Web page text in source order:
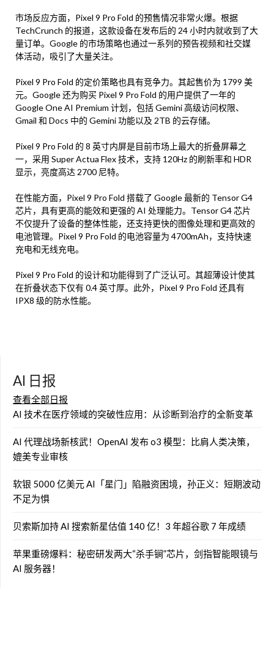
市场反应方面，Pixel 9 Pro Fold 的预售情况非常火爆。根据
TechCrunch 的报道，这款设备在发布后的 24 小时内就收到了大
量订单。Google 的市场策略也通过一系列的预告视频和社交媒
体活动，吸引了大量关注。
Pixel 9 Pro Fold 的定价策略也具有竞争力。其起售价为 1799 美
元。Google 还为购买 Pixel 9 Pro Fold 的用户提供了一年的
Google One AI Premium 计划，包括 Gemini 高级访问权限、
Gmail 和 Docs 中的 Gemini 功能以及 2TB 的云存储。
Pixel 9 Pro Fold 的 8 英寸内屏是目前市场上最大的折叠屏幕之
一，采用 Super Actua Flex 技术，支持 120Hz 的刷新率和 HDR
显示，亮度高达 2700 尼特。
在性能方面，Pixel 9 Pro Fold 搭载了 Google 最新的 Tensor G4
芯片，具有更高的能效和更强的 AI 处理能力。Tensor G4 芯片
不仅提升了设备的整体性能，还支持更快的图像处理和更高效的
电池管理。Pixel 9 Pro Fold 的电池容量为 4700mAh，支持快速
充电和无线充电。
Pixel 9 Pro Fold 的设计和功能得到了广泛认可。其超薄设计使其
在折叠状态下仅有 0.4 英寸厚。此外，Pixel 9 Pro Fold 还具有
IPX8 级的防水性能。
AI 日报
查看全部日报
AI 技术在医疗领域的突破性应用：从诊断到治疗的全新变革
AI 代理战场新核武！OpenAI 发布 o3 模型：比肩人类决策，
媲美专业审核
软银 5000 亿美元 AI「星门」陷融资困境，孙正义：短期波动
不足为惧
贝索斯加持 AI 搜索新星估值 140 亿！3 年超谷歌 7 年成绩
苹果重磅爆料：秘密研发两大“杀手锏”芯片，剑指智能眼镜与
AI 服务器！